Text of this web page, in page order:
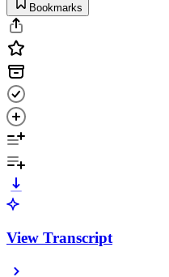
Bookmarks
View Transcript